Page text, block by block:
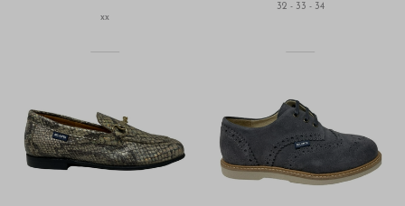
xx
32 - 33 - 34